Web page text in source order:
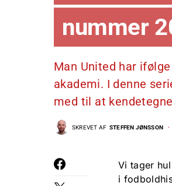
nummer
Man United har
akademi. I denne
med til at
SKREVET AF STEFFEN JØNSSON
Vi tager
i